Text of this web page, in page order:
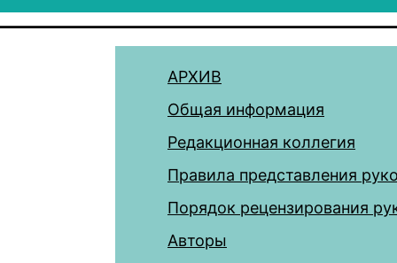
АРХИВ
Общая информация
Редакционная коллегия
Правила представления
Порядок рецензирования
Авторы